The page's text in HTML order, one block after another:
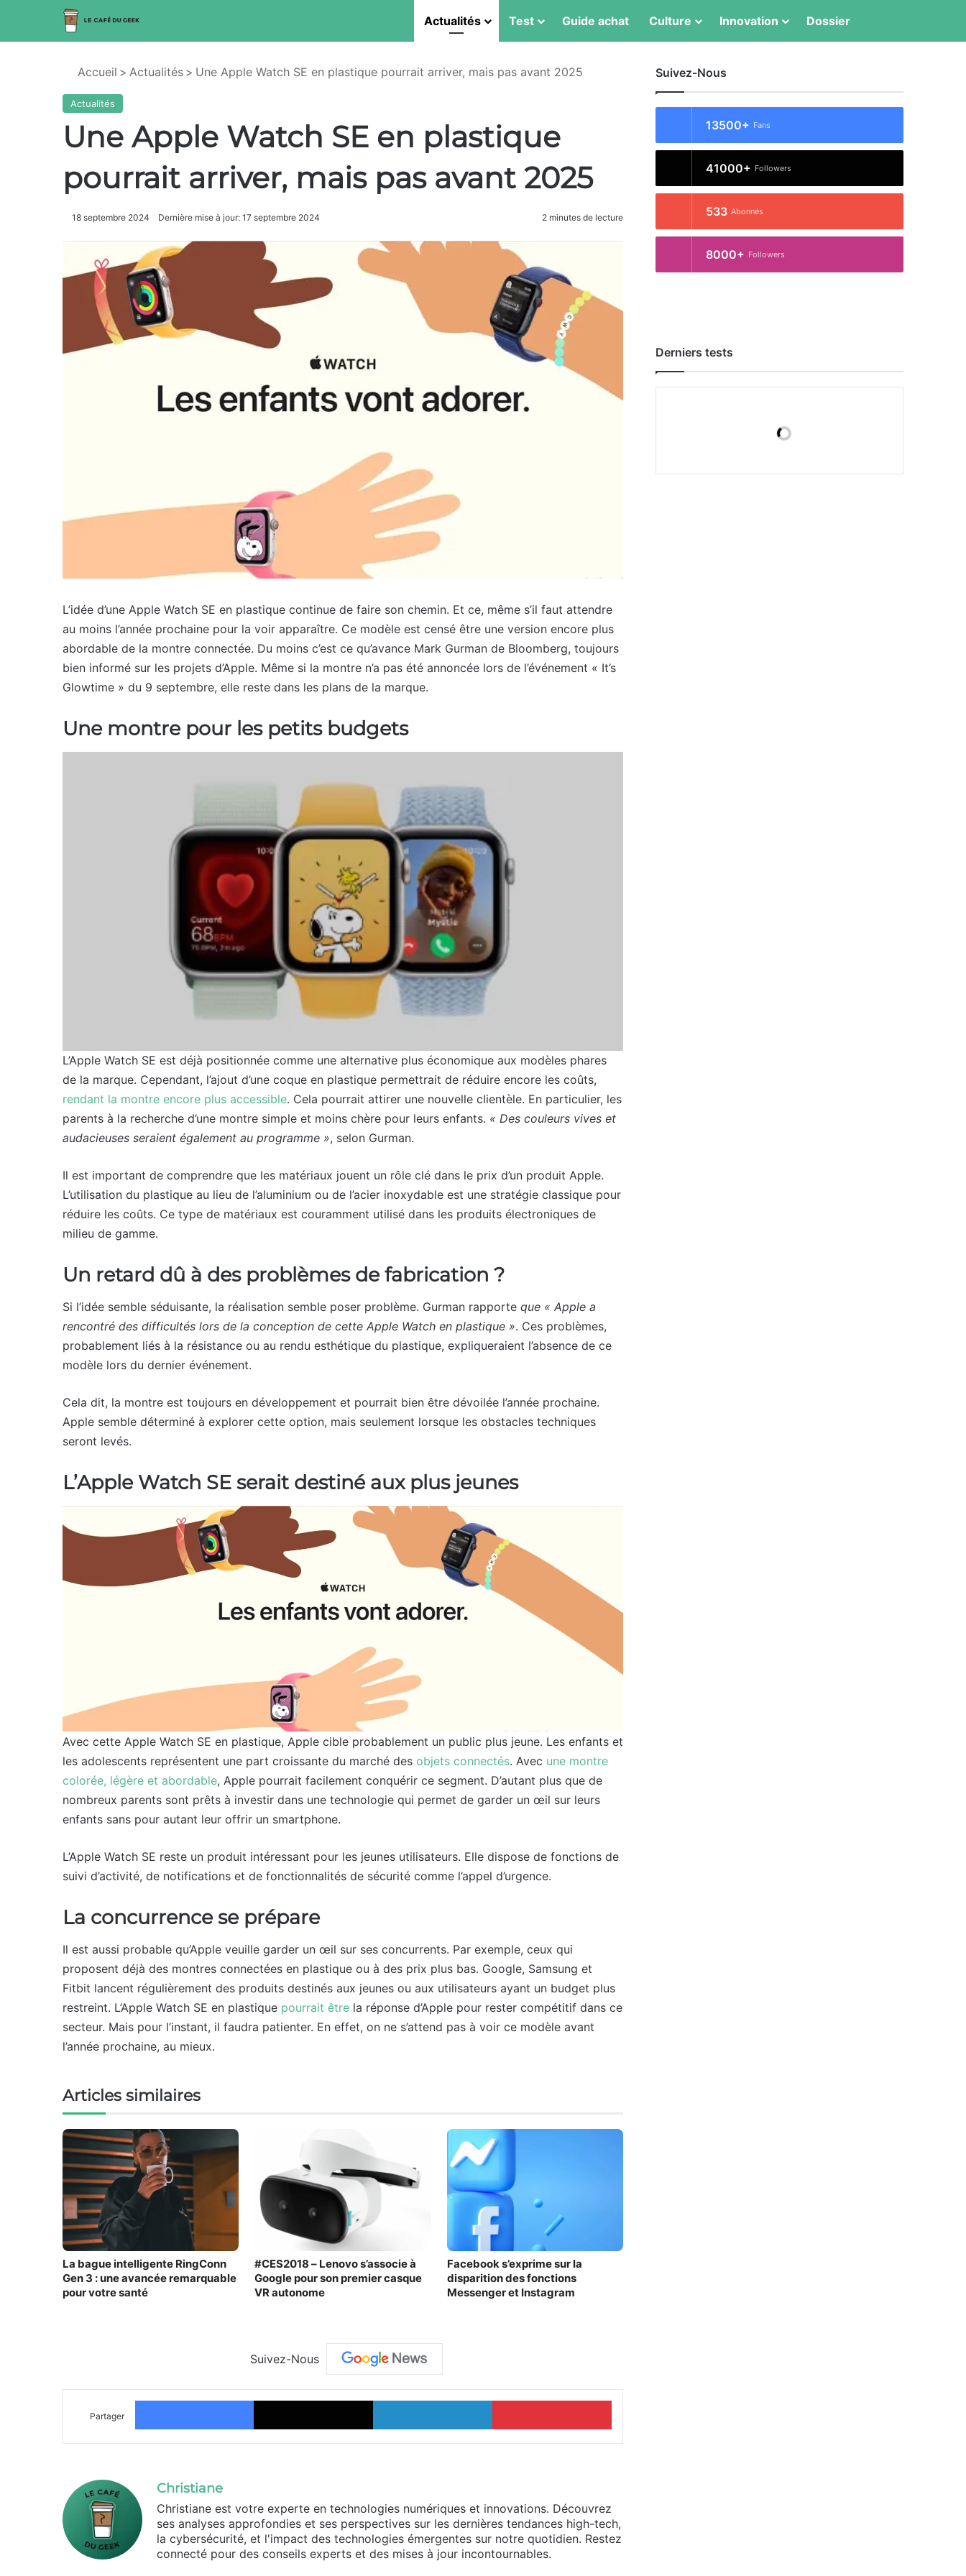
Actualités Test Guide achat Culture Innovation Dossier
Accueil > Actualités > Une Apple Watch SE en plastique pourrait arriver, mais pas avant 2025
Actualités
Une Apple Watch SE en plastique
pourrait arriver, mais pas avant 2025
18 septembre 2024 Dernière mise à jour: 17 septembre 2024 2 minutes de lecture
L’idée d’une Apple Watch SE en plastique continue de faire son chemin. Et ce, même s’il faut attendre
au moins l’année prochaine pour la voir apparaître. Ce modèle est censé être une version encore plus
abordable de la montre connectée. Du moins c’est ce qu’avance Mark Gurman de Bloomberg, toujours
bien informé sur les projets d’Apple. Même si la montre n’a pas été annoncée lors de l’événement « It’s
Glowtime » du 9 septembre, elle reste dans les plans de la marque.
Une montre pour les petits budgets
L’Apple Watch SE est déjà positionnée comme une alternative plus économique aux modèles phares
de la marque. Cependant, l’ajout d’une coque en plastique permettrait de réduire encore les coûts,
rendant la montre encore plus accessible. Cela pourrait attirer une nouvelle clientèle. En particulier, les
parents à la recherche d’une montre simple et moins chère pour leurs enfants. « Des couleurs vives et
audacieuses seraient également au programme », selon Gurman.
Il est important de comprendre que les matériaux jouent un rôle clé dans le prix d’un produit Apple.
L’utilisation du plastique au lieu de l’aluminium ou de l’acier inoxydable est une stratégie classique pour
réduire les coûts. Ce type de matériaux est couramment utilisé dans les produits électroniques de
milieu de gamme.
Un retard dû à des problèmes de fabrication ?
Si l’idée semble séduisante, la réalisation semble poser problème. Gurman rapporte que « Apple a
rencontré des difficultés lors de la conception de cette Apple Watch en plastique ». Ces problèmes,
probablement liés à la résistance ou au rendu esthétique du plastique, expliqueraient l’absence de ce
modèle lors du dernier événement.
Cela dit, la montre est toujours en développement et pourrait bien être dévoilée l’année prochaine.
Apple semble déterminé à explorer cette option, mais seulement lorsque les obstacles techniques
seront levés.
L’Apple Watch SE serait destiné aux plus jeunes
Avec cette Apple Watch SE en plastique, Apple cible probablement un public plus jeune. Les enfants et
les adolescents représentent une part croissante du marché des objets connectés. Avec une montre
colorée, légère et abordable, Apple pourrait facilement conquérir ce segment. D’autant plus que de
nombreux parents sont prêts à investir dans une technologie qui permet de garder un œil sur leurs
enfants sans pour autant leur offrir un smartphone.
L’Apple Watch SE reste un produit intéressant pour les jeunes utilisateurs. Elle dispose de fonctions de
suivi d’activité, de notifications et de fonctionnalités de sécurité comme l’appel d’urgence.
La concurrence se prépare
Il est aussi probable qu’Apple veuille garder un œil sur ses concurrents. Par exemple, ceux qui
proposent déjà des montres connectées en plastique ou à des prix plus bas. Google, Samsung et
Fitbit lancent régulièrement des produits destinés aux jeunes ou aux utilisateurs ayant un budget plus
restreint. L’Apple Watch SE en plastique pourrait être la réponse d’Apple pour rester compétitif dans ce
secteur. Mais pour l’instant, il faudra patienter. En effet, on ne s’attend pas à voir ce modèle avant
l’année prochaine, au mieux.
Articles similaires
La bague intelligente RingConn
Gen 3 : une avancée remarquable
pour votre santé
#CES2018 – Lenovo s’associe à
Google pour son premier casque
VR autonome
Facebook s’exprime sur la
disparition des fonctions
Messenger et Instagram
Suivez-Nous
Partager
Facebook X Linkedin Pinterest
Christiane
Christiane est votre experte en technologies numériques et innovations. Découvrez
ses analyses approfondies et ses perspectives sur les dernières tendances high-tech,
la cybersécurité, et l'impact des technologies émergentes sur notre quotidien. Restez
connecté pour des conseils experts et des mises à jour incontournables.
Suivez-Nous
13500+ Fans
41000+ Followers
533 Abonnés
8000+ Followers
Derniers tests